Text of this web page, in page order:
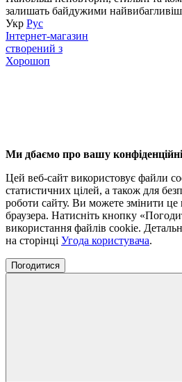
залишать байдужими
Укр Рус
Інтернет-магазин
створений з
Хорошоп
Ми дбаємо про вашу
Цей веб-сайт використовує файли
статистичних цілей, а також для
роботи сайту. Ви можете змінити
браузера. Натисніть кнопку
використання файлів cookie.
на сторінці Угода користувача.
Погодитися